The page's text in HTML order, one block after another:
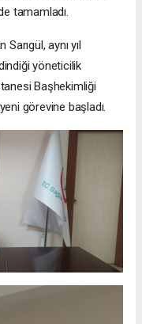
tamamladı.
aynı yıl
yöneticilik
Başhekimliği
görevine başladı.